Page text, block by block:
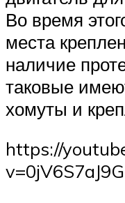
Во время
места
наличие
таковые
хомуты и
https://